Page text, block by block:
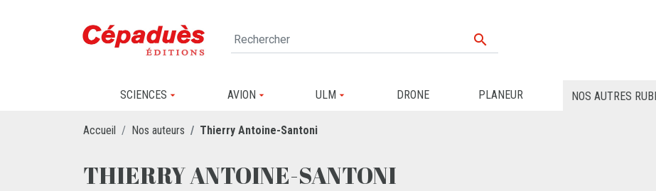

SCIENCES AVION ULM DRONE PLANEUR NOS AUTRES
Accueil Nos auteurs Thierry Antoine-Santoni
THIERRY ANTOINE-SANTONI